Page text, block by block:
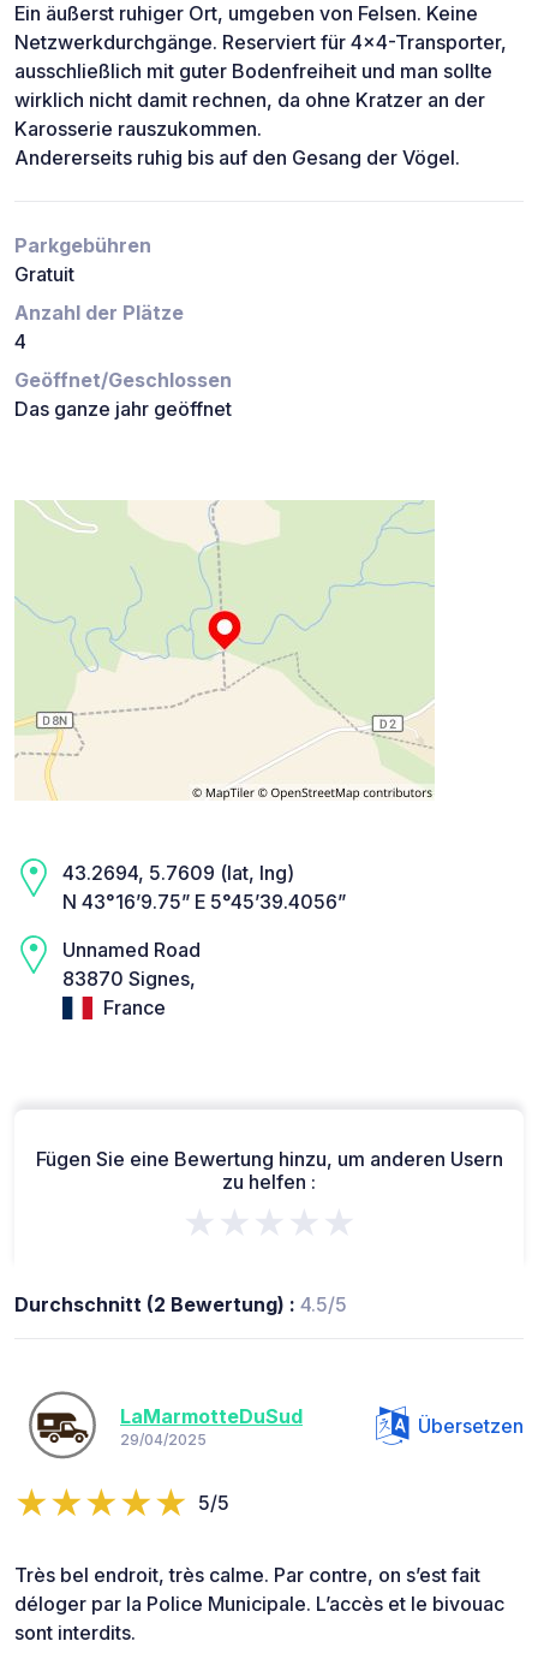
Ein äußerst ruhiger Ort, umgeben von Felsen. Keine
Netzwerkdurchgänge. Reserviert für 4x4-Transporter,
ausschließlich mit guter Bodenfreiheit und man sollte
wirklich nicht damit rechnen, da ohne Kratzer an der
Karosserie rauszukommen.
Andererseits ruhig bis auf den Gesang der Vögel.
Parkgebühren
Gratuit
Anzahl der Plätze
4
Geöffnet/Geschlossen
Das ganze jahr geöffnet
43.2694, 5.7609 (lat, lng)
N 43°16’9.75” E 5°45’39.4056”
Unnamed Road
83870 Signes,
France
Fügen Sie eine Bewertung hinzu, um anderen Usern
zu helfen :
★★★★★
Durchschnitt (2 Bewertung) : 4.5/5
LaMarmotteDuSud
29/04/2025
Übersetzen
5/5
Très bel endroit, très calme. Par contre, on s’est fait
déloger par la Police Municipale. L’accès et le bivouac
sont interdits.